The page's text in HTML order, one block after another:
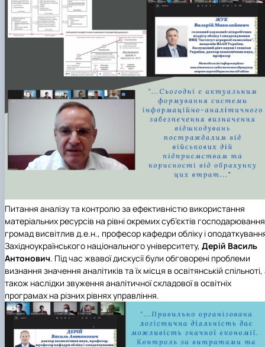
Питання аналізу та контролю за ефективністю використання
матеріальних ресурсів на рівні окремих суб’єктів
громад висвітлив д.е.н., професор кафедри обліку і
Західноукраїнського національного університету, Дерій Василь
Антонович. Під час жвавої дискусії були обговорені проблеми
визнання значення аналітиків та їх місця в освітянській спільноті,
також наслідки звуження аналітичної складової в освітніх
програмах на різних рівнях управління.